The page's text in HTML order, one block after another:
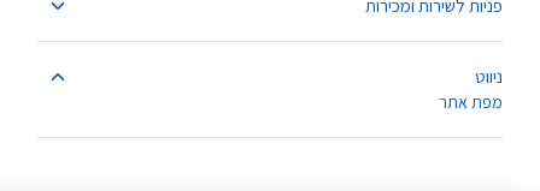
פניות לשירות ומכירות
ניווט
מפת אתר